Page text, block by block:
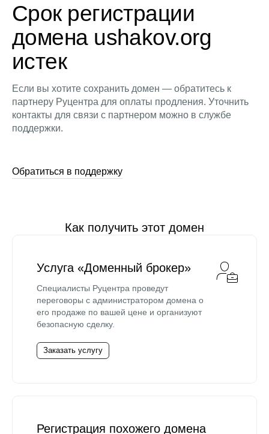
Срок регистрации
домена ushakov.org
истек
Если вы хотите сохранить домен — обратитесь к
партнеру Руцентра для оплаты продления. Уточнить
контакты для связи с партнером можно в службе
поддержки.
Обратиться в поддержку
Как получить этот домен
Услуга «Доменный брокер»
Специалисты Руцентра проведут
переговоры с администратором домена о
его продаже по вашей цене и организуют
безопасную сделку.
Заказать услугу
Регистрация похожего домена